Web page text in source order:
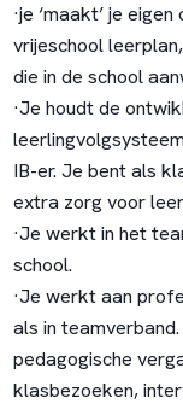
·je ‘maakt’ je
vrijeschool
die in de school
·Je houdt de
IB-er. Je bent als
extra zorg voor
·Je werkt in het
school.
·Je werkt aan
als in
pedagogische
klasbezoeken,